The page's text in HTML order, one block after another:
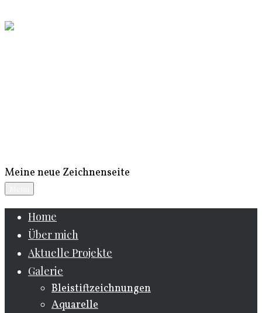
Meine neue Zeichnenseite
Home
Über mich
Aktuelle Projekte
Galerie
Bleistiftzeichnungen
Aquarelle